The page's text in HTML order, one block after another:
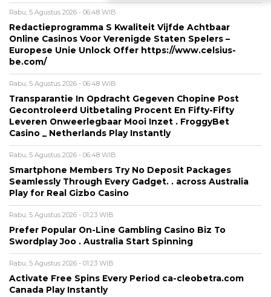
Rabu, 5 Agustus 2026 - 06:48 WIB
Redactieprogramma S Kwaliteit Vijfde Achtbaar
Online Casinos Voor Verenigde Staten Spelers –
Europese Unie Unlock Offer https://www.celsius-
be.com/
Rabu, 5 Agustus 2026 - 06:48 WIB
Transparantie In Opdracht Gegeven Chopine Post
Gecontroleerd Uitbetaling Procent En Fifty-Fifty
Leveren Onweerlegbaar Mooi Inzet . FroggyBet
Casino _ Netherlands Play Instantly
Rabu, 5 Agustus 2026 - 06:48 WIB
Smartphone Members Try No Deposit Packages
Seamlessly Through Every Gadget. . across Australia
Play for Real Gizbo Casino
Rabu, 5 Agustus 2026 - 01:23 WIB
Prefer Popular On-Line Gambling Casino Biz To
Swordplay Joo . Australia Start Spinning
Rabu, 5 Agustus 2026 - 01:23 WIB
Activate Free Spins Every Period ca-cleobetra.com
Canada Play Instantly